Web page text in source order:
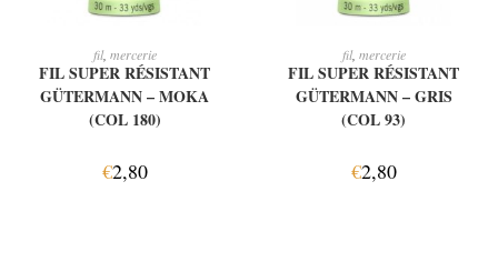
LIRE LA SUITE
fil, mercerie
FIL SUPER RÉSISTANT
GÜTERMANN – MOKA
(COL 180)
€2,80
LIRE LA SUITE
fil, mercerie
FIL SUPER RÉSISTANT
GÜTERMANN – GRIS
(COL 93)
€2,80